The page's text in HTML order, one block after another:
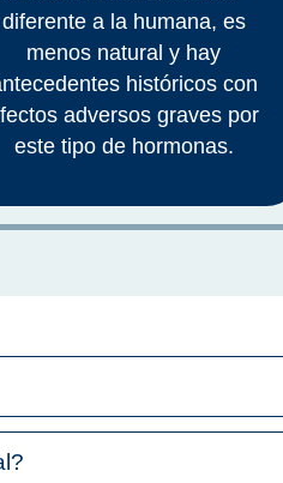
diferente a la humana, es
menos natural y hay
históricos con
adversos graves por
este tipo de hormonas.